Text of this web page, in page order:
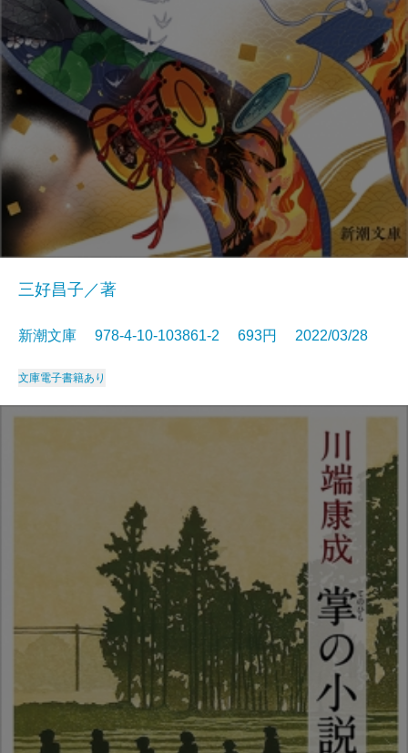
三好昌子／著
新潮文庫 978-4-10-103861-2 693円 2022/03/28
文庫電子書籍あり